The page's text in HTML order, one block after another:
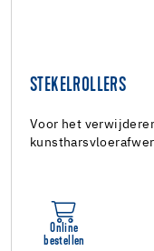
STEKELROLLERS
Voor het
Online
bestellen